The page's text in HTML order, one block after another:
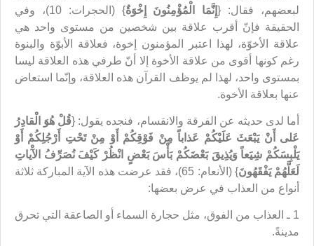
لبعضهم، فقال: {إِنَّمَا الْمُؤْمِنُونَ إِخْوَةٌ
} (الحجرات: 10)، وفي
الحقيقة فإنّ أقرب علاقة بين شخصين من مستوى واحد هي
علاقة الأخوّة، لهذا اعتبر المؤمنون إخوة، فعلاقة الأبوّة والبنوة
رغم كونها أقوى من علاقة الأخوة إلا أنّ طرفي هذه العلاقة ليسا
بمستوى واحد، لهذا لم يوظف القرآن هذه العلاقة، وإنّما استعاض
عنها بعلاقة الأخوة.
أما لدى حديثه عن الفرقة والانقسام، فنجده يقول: {قُلْ هُوَ الْقادِرُ
عَلى أَنْ يَبْعَثَ عَلَيْكُمْ عَذاباً مِنْ فَوْقِكُمْ أَوْ مِنْ تَحْتِ أَرْجُلِكُمْ أَوْ
يَلْبِسَكُمْ شِيَعاً وَيُذِيقَ بَعْضَكُمْ بَأْسَ بَعْضٍ انْظُرْ كَيْفَ نُصَرِّفُ الآْياتِ
لَعَلَّهُمْ يَفْقَهُونَ
} (الأنعام: 65)، فقد عرضت هذه الآية المباركة ثلاثة
أنواع من العذاب في عرض بعضها:
1 ـ العذاب من الفوق، مثل حجارة السماء أو الصاعقة التي تحرق
مدينةً.